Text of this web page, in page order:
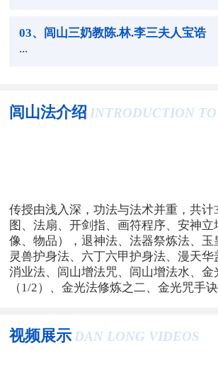
03、闾山三奶教陈.林.李三夫人宝诰
...
闾山法介绍 INTRODUCTION
传授由浅入深，功法与法术并重，共计
图、法扇、开剑指、画符程序、安神立
像、物品），退神法、法器祭炼法、玉
灵兽护身法、六丁六甲护身法、漫天华
消业法、闾山增法咒、闾山增法水、金
（1/2）、金光法修炼之二、金光咒手
视频展示 DAN LONG VIDEOS